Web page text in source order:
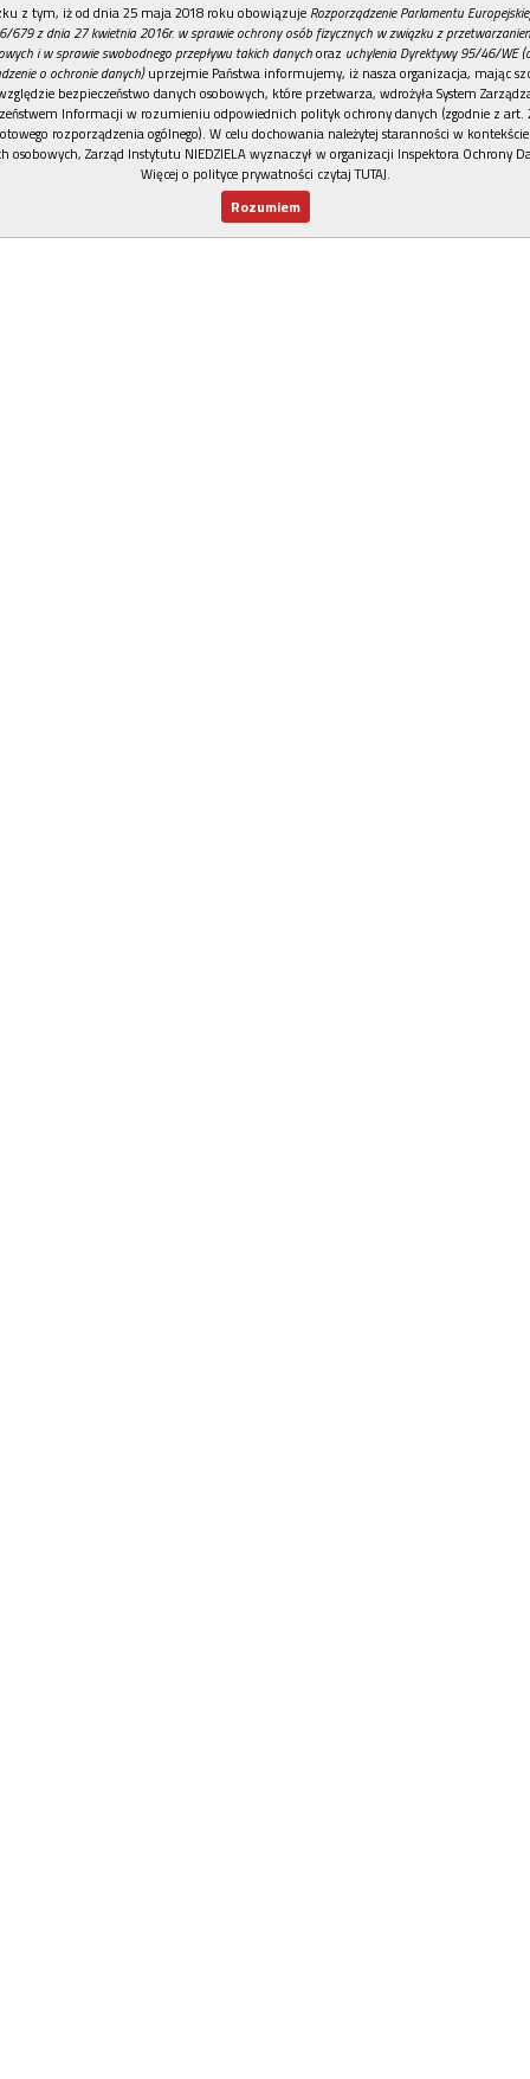
REKLAMA
z tym, iż od dnia 25 maja 2018 roku obowiązuje Rozporządzenie Parlamentu
679 z dnia 27 kwietnia 2016r. w sprawie ochrony osób fizycznych w związku z
i w sprawie swobodnego przepływu takich danychoraz uchylenia Dyrektywy 95/46/WE
o ochronie danych)uprzejmie Państwa informujemy, iż nasza organizacja, mając
bezpieczeństwo danych osobowych, które przetwarza, wdrożyła System
Informacji w rozumieniu odpowiednich polityk ochrony danych (zgodnie z art.
rozporządzenia ogólnego). W celu dochowania należytej staranności w
osobowych, Zarząd Instytutu NIEDZIELA wyznaczył w organizacji Inspektora Ochrony
Więcej o polityce prywatności czytaj TUTAJ.
Rozumiem